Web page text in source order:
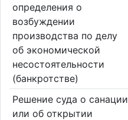
определения о
возбуждении
производства по делу
об экономической
несостоятельности
(банкротстве)
Решение суда о санации
или об открытии